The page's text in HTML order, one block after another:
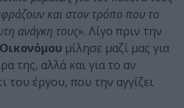
και στον τρόπο που το
ανάγκη τους». Λίγο πριν την
μίλησε μαζί μας για
της, αλλά και για το αν
του έργου, που την αγγίζει